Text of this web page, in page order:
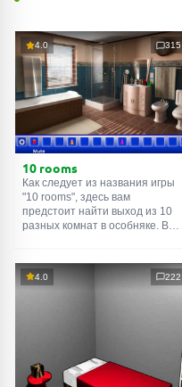
4.0 315
10 rooms
Как следует из названия игры
"10 rooms", здесь вам
предстоит найти выход из 10
разных комнат в особняке. В
их, чтобы выйти. Выход из
одной комнаты является
4.0 222